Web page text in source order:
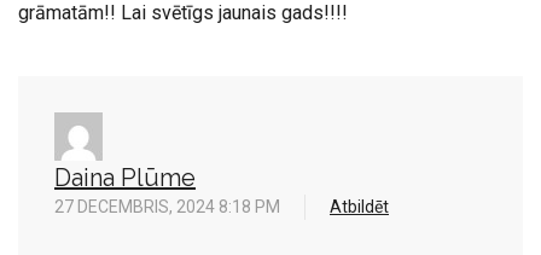
grāmatām!! Lai svētīgs jaunais gads!!!!
Daina Plūme
27 DECEMBRIS, 2024 8:18 PM Atbildēt